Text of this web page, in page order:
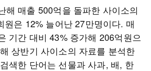
해 매출 500억을 돌파한 사이소의
원은 12% 늘어난 27만명이다. 매
기간 대비 43% 증가해 206억원으
상반기 사이소의 자료를 분석한
색한 단어는 선물과 사과, 배, 한